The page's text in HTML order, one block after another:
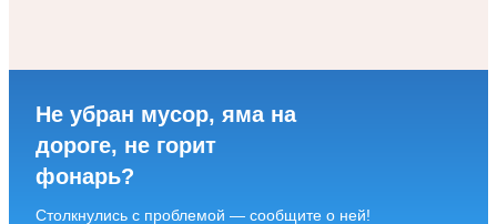
Не убран мусор, яма на
дороге, не горит
фонарь?
Столкнулись с проблемой — сообщите о ней!